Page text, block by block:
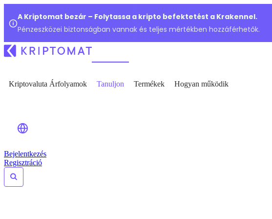
A Kriptomat bezár – Folytassa a kripto befektetést a Krakennel.
Pénzeszközei biztonságban vannak és teljes mértékben hozzáférhetők.
Kriptovaluta Árfolyamok Tanuljon Termékek Hogyan működik
Bejelentkezés
Regisztráció